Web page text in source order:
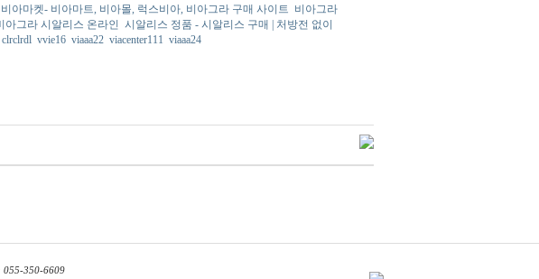
비아마켓- 비아마트, 비아몰, 럭스비아, 비아그라 구매 사이트
비아그라
아그라 시알리스 온라인 시알리스 정품 - 시알리스 구매 | 처방전 없이
clrclrdl vvie16 viaaa22 viacenter111 viaaa24
055-350-6609